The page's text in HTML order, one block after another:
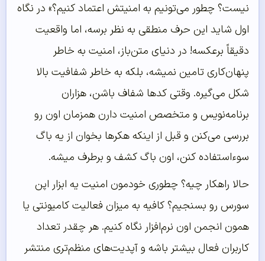
نیست؟ چطور می‌تونیم به امنیتش اعتماد کنیم؟» در نگاه
اول شاید این حرف منطقی به نظر برسه، اما واقعیت
دقیقاً برعکسه! در دنیای متن‌باز، امنیت به خاطر
پنهان‌کاری تامین نمیشه، بلکه به خاطر شفافیت بالا
شکل می‌گیره. وقتی کدها شفاف باشن، هزاران
برنامه‌نویس و متخصص امنیت دارن همزمان اون رو
بررسی می‌کنن و قبل از اینکه هکرها بخوان از یه باگ
سوءاستفاده کنن، اون باگ کشف و برطرف میشه.
حالا راهکار چیه؟ چطوری خودمون امنیت یه ابزار اپن
سورس رو بسنجیم؟ کافیه به میزان فعالیت کامیونتی یا
همون انجمن اون نرم‌افزار نگاه کنیم. هر چقدر تعداد
کاربران فعال بیشتر باشه و آپدیت‌های منظم‌تری منتشر